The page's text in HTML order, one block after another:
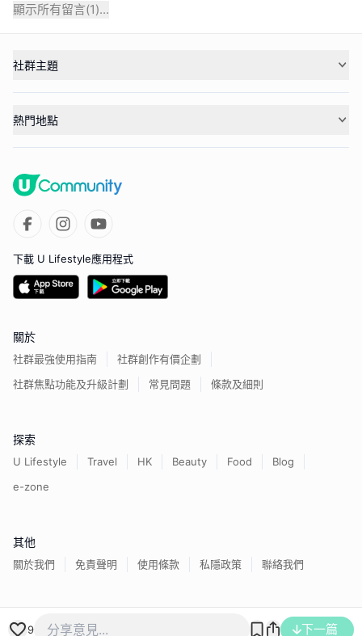
顯示所有留言(1)...
9 下一篇
社群主題
熱門地點
下載 U Lifestyle應用程式
關於
社群最強使用指南
社群創作有價企劃
社群焦點功能及升級計劃
常見問題 條款及細則
探索
U Lifestyle Travel HK Beauty Food
Blog
e-zone
其他
關於我們 免責聲明 使用條款 私隱政策 聯絡我們
香港經濟日報版權所有©